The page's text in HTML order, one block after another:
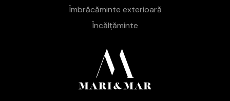
Îmbrăcăminte exterioară
Încălțăminte